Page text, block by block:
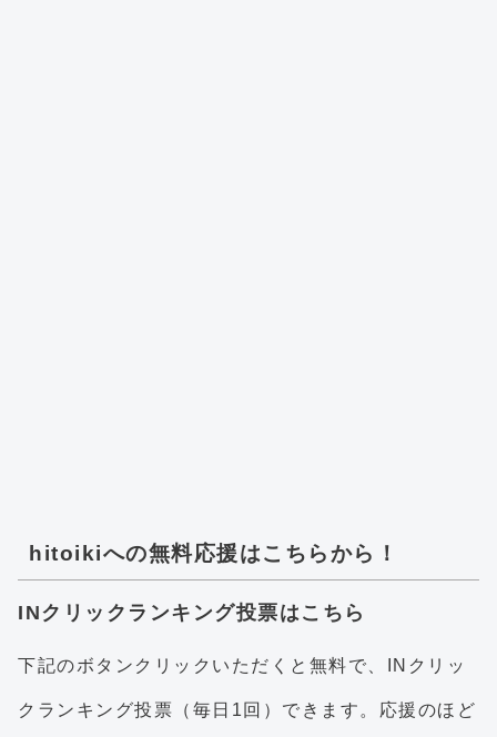
hitoikiへの無料応援はこちらから！
INクリックランキング投票はこちら
下記のボタンクリックいただくと無料で、INクリッ
クランキング投票（毎日1回）できます。応援のほど